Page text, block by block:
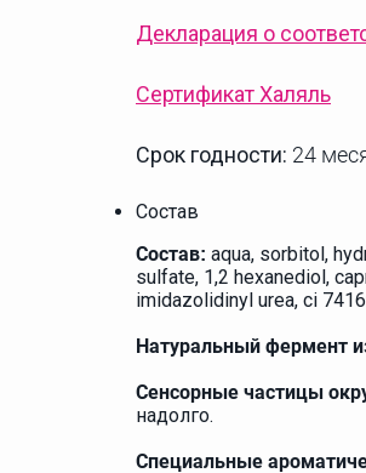
Декларация о
Сертификат Халяль
Срок годности: 24
Состав
Состав: aqua, sorbitol,
sulfate, 1,2 hexanediol,
imidazolidinyl urea, ci
Натуральный фермент
Сенсорные частицы
надолго.
Специальные